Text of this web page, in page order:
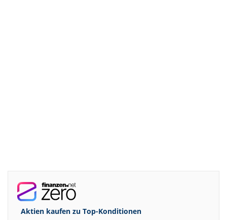
Aktien kaufen zu Top-Konditionen